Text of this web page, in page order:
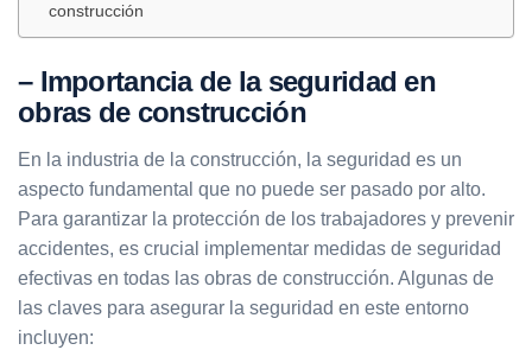
construcción
– Importancia de la seguridad en
obras de construcción
En la industria de la construcción, la seguridad es un
aspecto fundamental que no puede ser pasado por alto.
Para garantizar la protección de los trabajadores y prevenir
accidentes, es crucial implementar medidas de seguridad
efectivas en todas las obras de construcción. Algunas de
las claves para asegurar la seguridad en este entorno
incluyen: